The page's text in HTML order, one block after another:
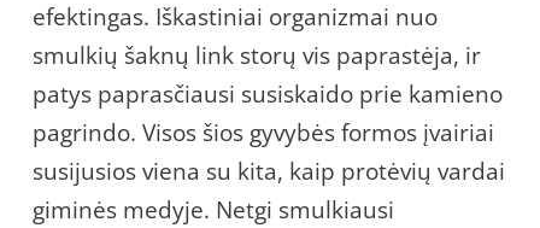
efektingas. Iškastiniai organizmai nuo
smulkių šaknų link storų vis paprastėja, ir
patys paprasčiausi susiskaido prie kamieno
pagrindo. Visos šios gyvybės formos įvairiai
susijusios viena su kita, kaip protėvių vardai
giminės medyje. Netgi smulkiausi